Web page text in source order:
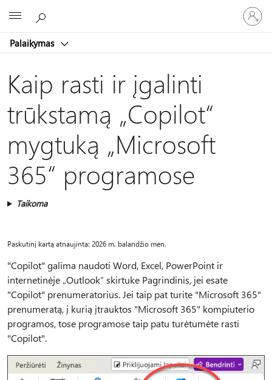
Palaikymas
prie
paskyros
Kaip rasti ir įgalinti
trūkstamą „Copilot“
mygtuką „Microsoft
365“ programose
Taikoma
Paskutinį kartą atnaujinta: 2026 m. balandžio mėn.
"Copilot" galima naudoti Word, Excel, PowerPoint ir
internetinėje „Outlook“ skirtuke Pagrindinis, jei esate
"Copilot" prenumeratorius. Jei taip pat turite "Microsoft 365"
prenumeratą, į kurią įtrauktos "Microsoft 365" kompiuterio
programos, tose programose taip patu turėtumėte rasti
"Copilot".